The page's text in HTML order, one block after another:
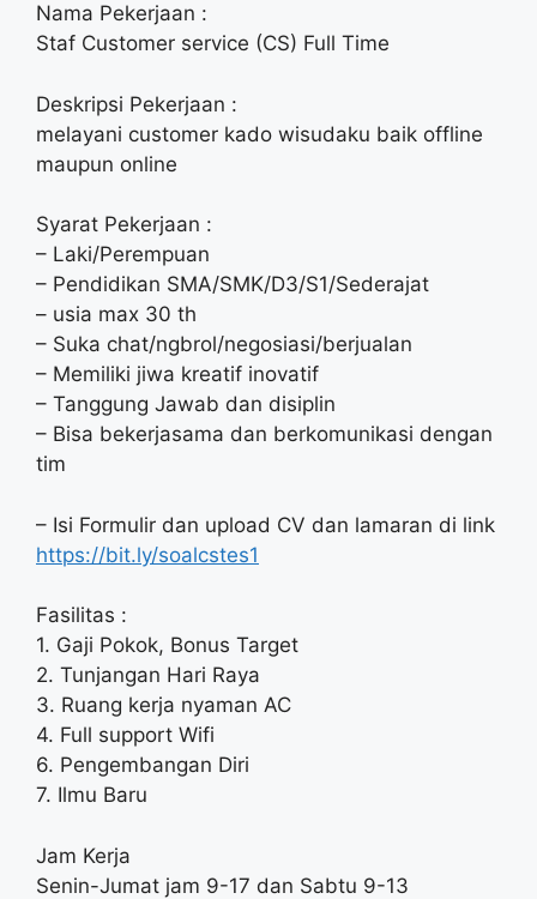
Nama Pekerjaan :
Staf Customer service (CS) Full Time
Deskripsi Pekerjaan :
melayani customer kado wisudaku baik offline
maupun online
Syarat Pekerjaan :
– Laki/Perempuan
– Pendidikan SMA/SMK/D3/S1/Sederajat
– usia max 30 th
– Suka chat/ngbrol/negosiasi/berjualan
– Memiliki jiwa kreatif inovatif
– Tanggung Jawab dan disiplin
– Bisa bekerjasama dan berkomunikasi dengan
tim
– Isi Formulir dan upload CV dan lamaran di link
https://bit.ly/soalcstes1
Fasilitas :
1. Gaji Pokok, Bonus Target
2. Tunjangan Hari Raya
3. Ruang kerja nyaman AC
4. Full support Wifi
6. Pengembangan Diri
7. Ilmu Baru
Jam Kerja
Senin-Jumat jam 9-17 dan Sabtu 9-13